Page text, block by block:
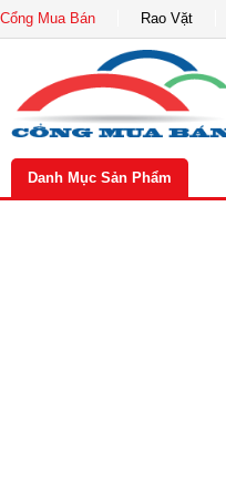
Cổng Mua Bán Rao Vặt
Danh Mục Sản Phẩm